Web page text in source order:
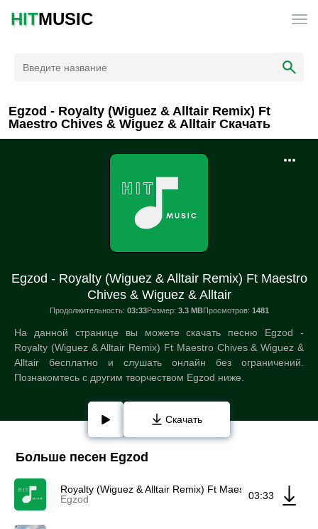
HITMUSIC
Egzod - Royalty (Wiguez & Alltair Remix) Ft
Maestro Chives & Wiguez & Alltair Скачать
Egzod - Royalty (Wiguez & Alltair Remix) Ft Maestro
Chives & Wiguez & Alltair
Продолжительность: 03:33Размер: 3.3 MBПросмотров: 1481
На данной странице вы можете скачать песню Egzod -
Royalty (Wiguez & Alltair Remix) Ft Maestro Chives & Wiguez &
Alltair бесплатно и слушать онлайн без ограничений.
Познакомтесь с другим творчеством Egzod ниже.
Скачать
Больше песен Egzod
Royalty (Wiguez & Alltair Remix) Ft Maestro Chives &
Egzod
03:33